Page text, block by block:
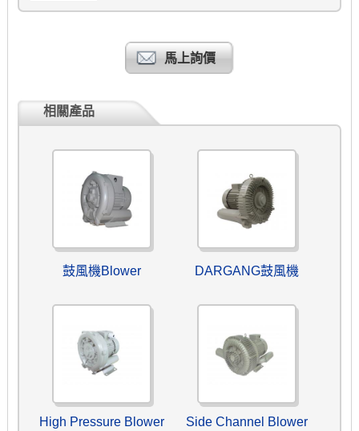
馬上詢價
相關產品
鼓風機Blower DARGANG鼓風機
High Pressure Blower Side Channel Blower